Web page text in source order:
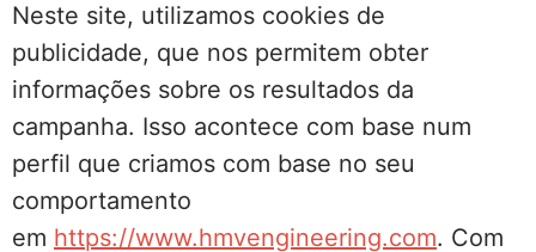
Neste site, utilizamos cookies de
publicidade, que nos permitem obter
informações sobre os resultados da
campanha. Isso acontece com base num
perfil que criamos com base no seu
comportamento
em https://www.hmvengineering.com. Com